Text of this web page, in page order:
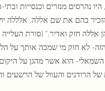
היו נהרסים מנזרים וכנסייות
בהם את שם אללה. אלללה
לא חוק מי שמכה אותך על
הוא אשר מהגן על
הרודנים והעוול של הרשעים